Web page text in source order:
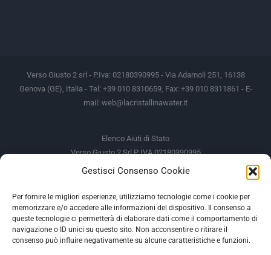
Gestisci Consenso Cookie
Per fornire le migliori esperienze, utilizziamo tecnologie come i cookie per
memorizzare e/o accedere alle informazioni del dispositivo. Il consenso a
queste tecnologie ci permetterà di elaborare dati come il comportamento di
navigazione o ID unici su questo sito. Non acconsentire o ritirare il
consenso può influire negativamente su alcune caratteristiche e funzioni.
Verso Giusto 2 srl - P.Iva: 02180390995 - Via Adamoli 251, 16138
Genova (GE), Italia - Tel: +39 010 8310659, Fax: +39 010 8311861 - E-
mail: web@lacristallinawater.it
Elenco Aiuti di Stato
Verso Giusto 2 Srl P IVA 02180390995
Soggetto Erogante
Somma Incassata
Agenzia delle Entrate
49.338,00 €
Agenzia delle Entrate
49.338,00 €
M.I.S.E
935,34 €